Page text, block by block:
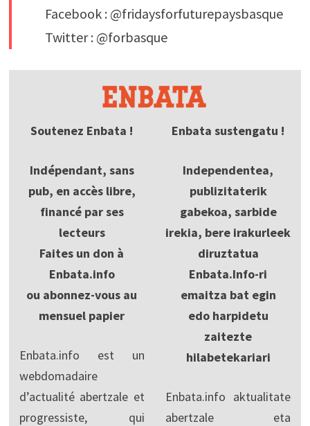
Facebook : @fridaysforfuturepaysbasque
Twitter : @forbasque
Soutenez Enbata !
Indépendant, sans
pub, en accès libre,
financé par ses
lecteurs
Faites un don à
Enbata.info
ou abonnez-vous au
mensuel papier
Enbata.info est un
webdomadaire
d’actualité abertzale et
progressiste, qui
Enbata sustengatu !
Independentea,
publizitaterik
gabekoa, sarbide
irekia, bere irakurleek
diruztatua
Enbata.Info-ri
emaitza bat egin
edo harpidetu
zaitezte
hilabetekariari
Enbata.info aktualitate
abertzale eta